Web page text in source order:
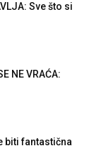
Sve što si
NE VRAĆA:
biti fantastična